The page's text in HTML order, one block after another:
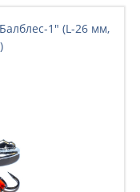
1" (L-26 мм,